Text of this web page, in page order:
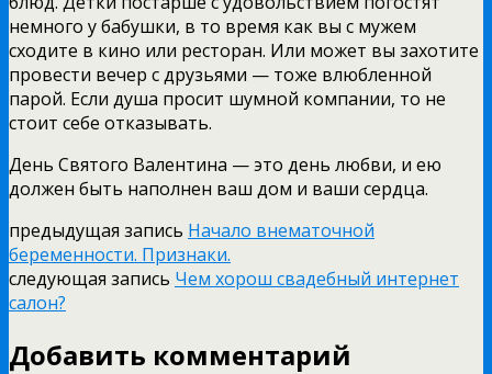
немного у бабушки, в то время как вы с мужем
сходите в кино или ресторан. Или может вы захотите
провести вечер с друзьями — тоже влюбленной
парой. Если душа просит шумной компании, то не
стоит себе отказывать.
День Святого Валентина — это день любви, и ею
должен быть наполнен ваш дом и ваши сердца.
предыдущая запись Начало внематочной
беременности. Признаки.
следующая запись Чем хорош свадебный интернет
салон?
Добавить комментарий